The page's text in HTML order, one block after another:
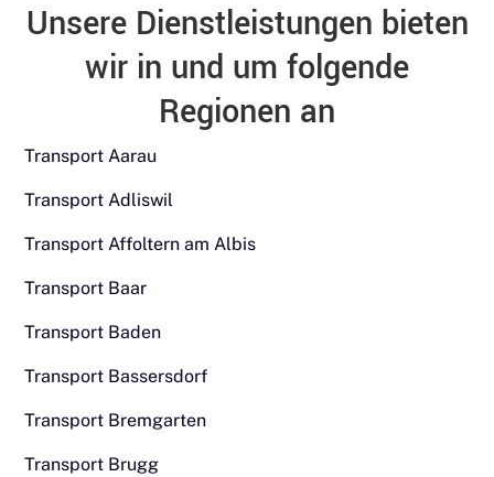
Unsere Dienstleistungen bieten
wir in und um folgende
Regionen an
Transport Aarau
Transport Adliswil
Transport Affoltern am Albis
Transport Baar
Transport Baden
Transport Bassersdorf
Transport Bremgarten
Transport Brugg